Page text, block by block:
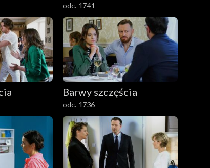
odc. 1741
Barwy szczęścia
odc. 1736